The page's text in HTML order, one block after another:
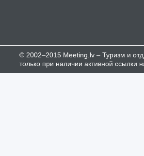
© 2002–2015 Meeting.lv – Туризм и
только при наличии активной ссылки